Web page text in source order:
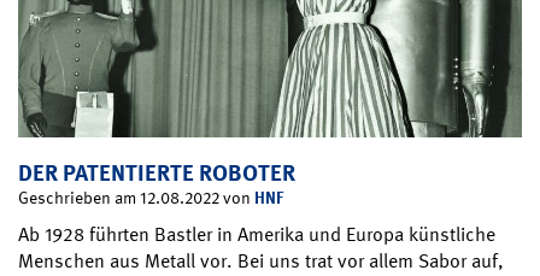
DER PATENTIERTE ROBOTER
Geschrieben am 12.08.2022 von HNF
Ab 1928 führten Bastler in Amerika und Europa künstliche
Menschen aus Metall vor. Bei uns trat vor allem Sabor auf,